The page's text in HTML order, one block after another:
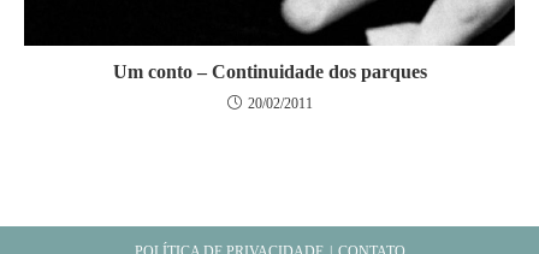
Um conto – Continuidade dos parques
20/02/2011